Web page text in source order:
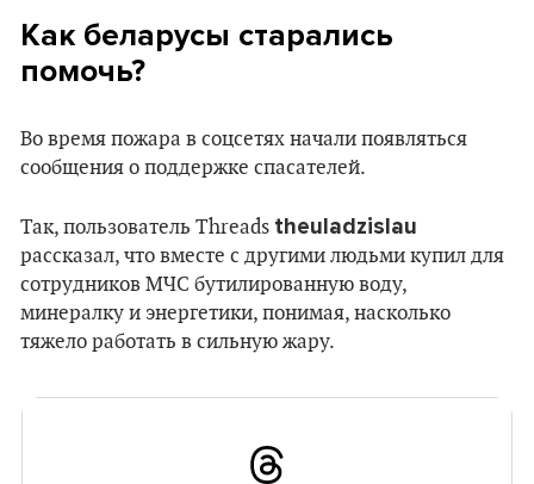
Как беларусы старались
помочь?
Во время пожара в соцсетях начали появляться
сообщения о поддержке спасателей.
Так, пользователь Threads theuladzislau
рассказал, что вместе с другими людьми купил для
сотрудников МЧС бутилированную воду,
минералку и энергетики, понимая, насколько
тяжело работать в сильную жару.